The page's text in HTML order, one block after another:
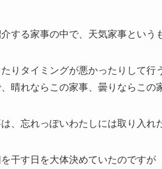
する家事の中で、天気家事という
りタイミングが悪かったりして行
晴れならこの家事、曇りならこの
、忘れっぽいわたしには取り入れ
干す日を大体決めていたのです